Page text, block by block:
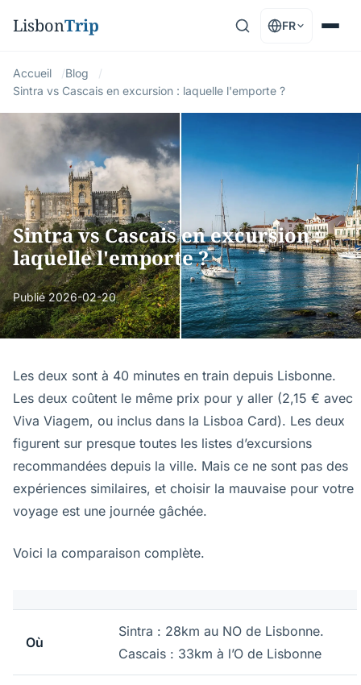
LisbonTrip FR
Accueil
Blog
Sintra vs Cascais en excursion : laquelle l'emporte ?
Sintra vs Cascais en excursion :
laquelle l'emporte ?
Publié2026-02-20
Les deux sont à 40 minutes en train depuis Lisbonne.
Les deux coûtent le même prix pour y aller (2,15 € avec
Viva Viagem, ou inclus dans la Lisboa Card). Les deux
figurent sur presque toutes les listes d’excursions
recommandées depuis la ville. Mais ce ne sont pas des
expériences similaires, et choisir la mauvaise pour votre
voyage est une journée gâchée.
Voici la comparaison complète.
Où
Sintra : 28km au NO de Lisbonne.
Cascais : 33km à l’O de Lisbonne